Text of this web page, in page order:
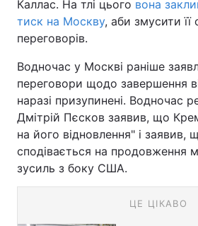
Каллас. На тлі цього вона
тиск на Москву, аби змусити її
переговорів.
Водночас у Москві раніше
переговори щодо завершення
наразі призупинені. Водночас
Дмітрій Пєсков заявив, що
на його відновлення" і заявив,
сподівається на продовження
зусиль з боку США.